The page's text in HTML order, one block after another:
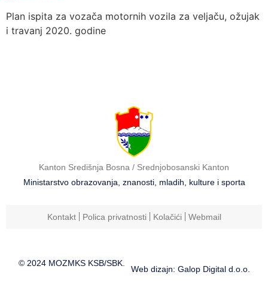
Plan ispita za vozača motornih vozila za veljaču, ožujak
i travanj 2020. godine
Kanton Središnja Bosna / Srednjobosanski Kanton
Ministarstvo obrazovanja, znanosti, mladih, kulture i sporta
Kontakt Polica privatnosti Kolačići Webmail
© 2024 MOZMKS KSB/SBK.
Web dizajn: Galop Digital d.o.o.